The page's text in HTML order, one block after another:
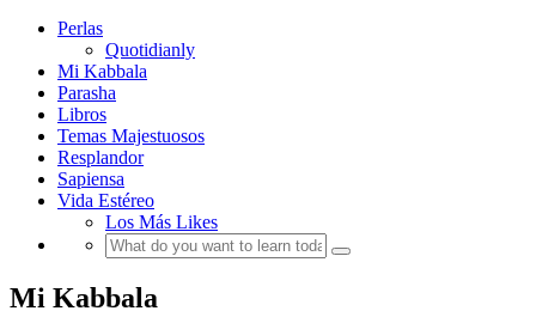
Perlas
Quotidianly
Mi Kabbala
Parasha
Libros
Temas Majestuosos
Resplandor
Sapiensa
Vida Estéreo
Los Más Likes
Mi Kabbala